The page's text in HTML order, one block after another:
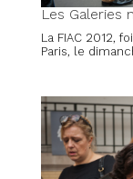
Les Galeries
La FIAC 2012,
Paris, le